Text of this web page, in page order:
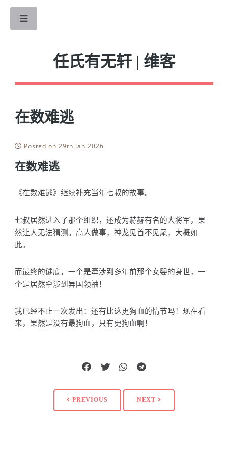
任氏有无轩 | 维客
在数难逃
Posted on 29th Jan 2026
在数难逃
《在数难逃》继续补充当年七叔的故事。
七叔居然进入了那个组织，还成为赫赫有名的大将军，果
然让人无法猜测。高人做事，神龙见首不见尾，大概如
此。
而最终的谜底，一个是牵涉到多年前那个女婴的身世，一
个是居然牵涉到异国领袖！
我已经不止一次发出：还有比这更狗血的情节吗！现在看
来，果然是没有最狗血，只有更狗血啊！
PREVIOUS NEXT